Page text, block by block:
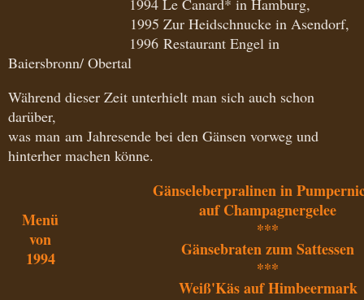
1994 Le Canard* in Hamburg,
1995 Zur Heidschnucke in Asendorf,
1996 Restaurant Engel in
Baiersbronn/ Obertal
Während dieser Zeit unterhielt man sich auch schon
darüber,
was man am Jahresende bei den Gänsen vorweg und
hinterher machen könne.
Menü
von
1994
Gänseleberpralinen in
auf Champagnergelee
***
Gänsebraten zum Sattessen
***
Weiß'Käs auf Himbeermark